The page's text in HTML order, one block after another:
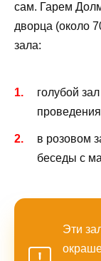
сам. Гарем
дворца (около
зала:
голубой
в розовом
беседы с
Эти